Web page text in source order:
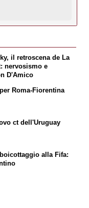
il retroscena de La
: nervosismo e
D'Amico
Roma-Fiorentina
ct dell'Uruguay
alla Fifa: